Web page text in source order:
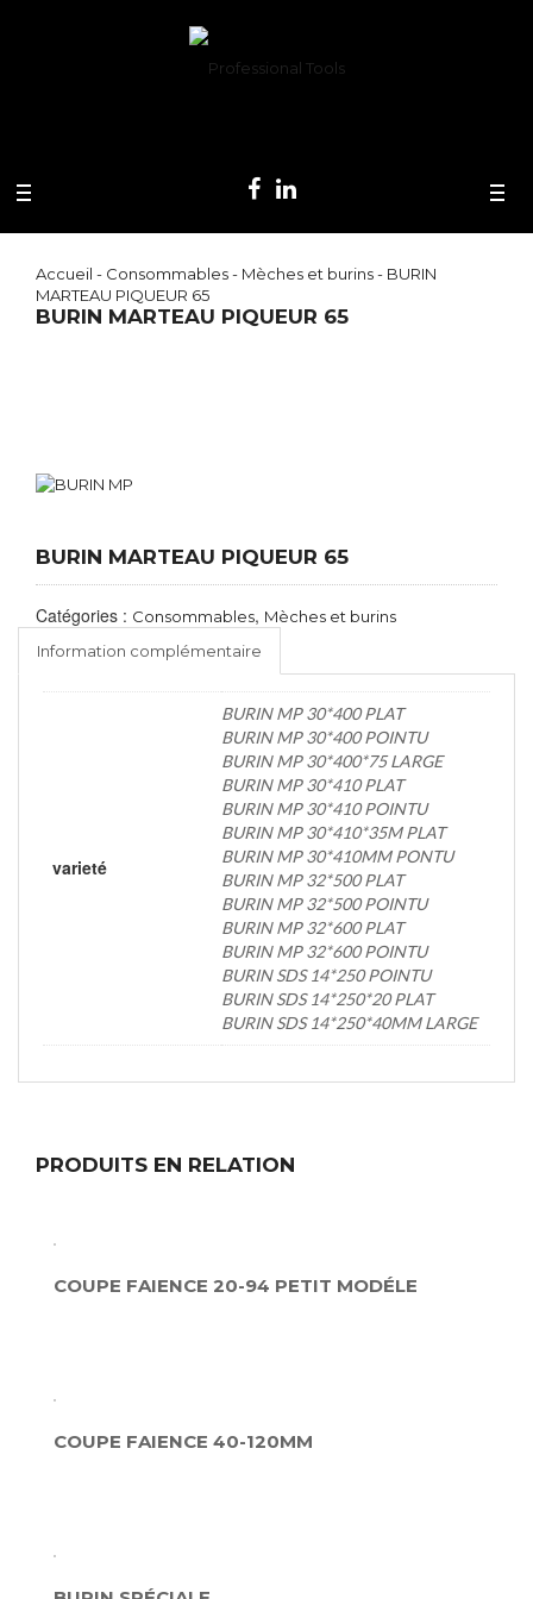
Accueil - Consommables- Mèches et burins- BURIN
MARTEAU PIQUEUR 65
BURIN MARTEAU PIQUEUR 65
BURIN MARTEAU PIQUEUR 65
Catégories : Consommables, Mèches et burins
Information complémentaire
varieté
BURIN MP 30*400 PLAT
BURIN MP 30*400 POINTU
BURIN MP 30*400*75 LARGE
BURIN MP 30*410 PLAT
BURIN MP 30*410 POINTU
BURIN MP 30*410*35M PLAT
BURIN MP 30*410MM PONTU
BURIN MP 32*500 PLAT
BURIN MP 32*500 POINTU
BURIN MP 32*600 PLAT
BURIN MP 32*600 POINTU
BURIN SDS 14*250 POINTU
BURIN SDS 14*250*20 PLAT
BURIN SDS 14*250*40MM LARGE
PRODUITS EN RELATION
COUPE FAIENCE 20-94 PETIT MODÉLE
COUPE FAIENCE 40-120MM